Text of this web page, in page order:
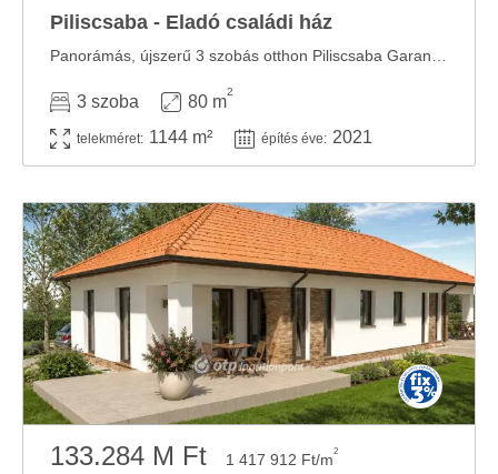
Piliscsaba - Eladó családi ház
3 szoba 80 m
2
telekméret: 1144 m² építés éve: 2021
133.284 M Ft 1 417 912 Ft/m2